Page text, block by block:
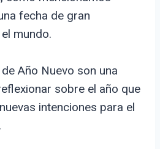
fecha de gran
mundo.
Año Nuevo son una
sobre el año que
intenciones para el